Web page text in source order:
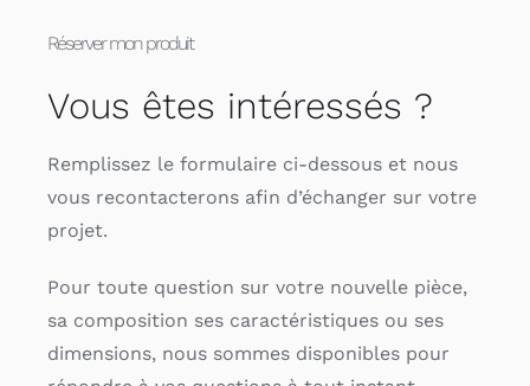
Réserver mon produit
Vous êtes intéressés ?
Remplissez le formulaire ci-dessous et nous
vous recontacterons afin d’échanger sur votre
projet.
Pour toute question sur votre nouvelle pièce,
sa composition ses caractéristiques ou ses
dimensions, nous sommes disponibles pour